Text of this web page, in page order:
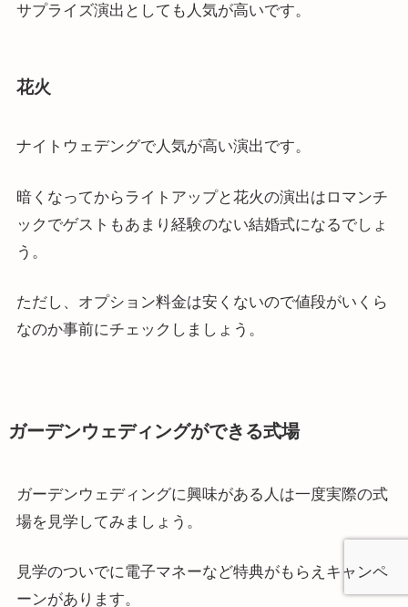
サプライズ演出としても人気が高いです。
花火
ナイトウェデングで人気が高い演出です。
暗くなってからライトアップと花火の演出はロマンチ
ックでゲストもあまり経験のない結婚式になるでしょ
う。
ただし、オプション料金は安くないので値段がいくら
なのか事前にチェックしましょう。
ガーデンウェディングができる式場
ガーデンウェディングに興味がある人は一度実際の式
場を見学してみましょう。
見学のついでに電子マネーなど特典がもらえキャンペ
ーンがあります。